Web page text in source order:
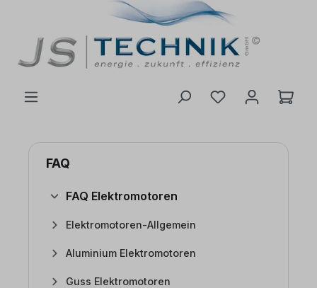
FAQ
FAQ Elektromotoren
Elektromotoren-Allgemein
Aluminium Elektromotoren
Guss Elektromotoren